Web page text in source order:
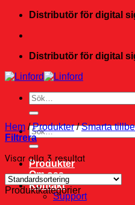
Skip
content
Distributör för digital
Distributör för digital
Sök
efter:
Sök
efter:
Produkter
Om oss
Kontakt
Support
Hem / Produkter / Smarta
Filtrera
Visar alla 3 resultat
Produktkategorier